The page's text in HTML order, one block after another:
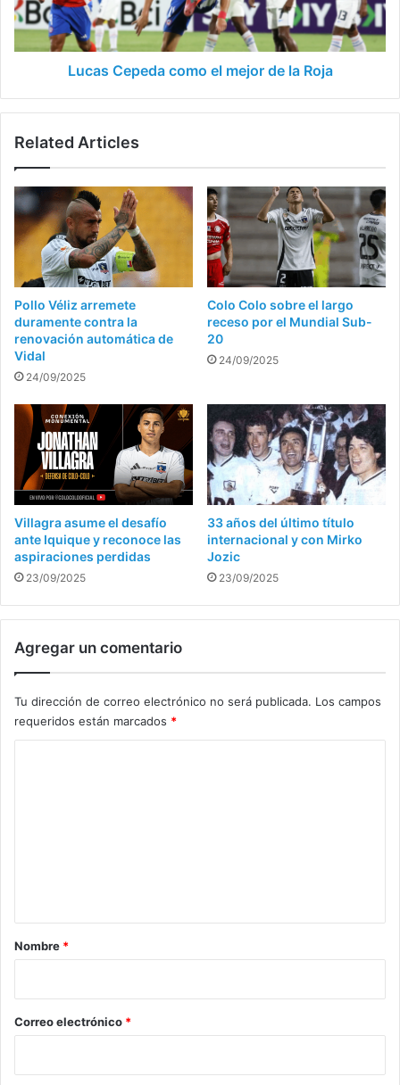
la
Roja
Lucas Cepeda como el mejor de la Roja
Related Articles
Pollo Véliz arremete
duramente contra la
renovación automática de
Vidal
24/09/2025
Colo Colo sobre el largo
receso por el Mundial Sub-
20
24/09/2025
Villagra asume el desafío
ante Iquique y reconoce las
aspiraciones perdidas
23/09/2025
33 años del último título
internacional y con Mirko
Jozic
23/09/2025
Agregar un comentario
Tu dirección de correo electrónico no será publicada. Los campos
requeridos están marcados *
r
*
Nombre *
Correo electrónico *